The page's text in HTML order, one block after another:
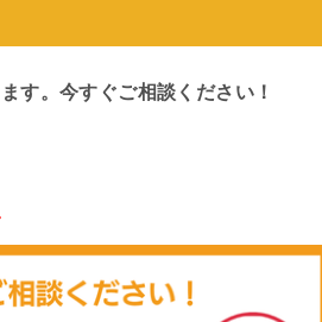
す。今すぐご相談ください！